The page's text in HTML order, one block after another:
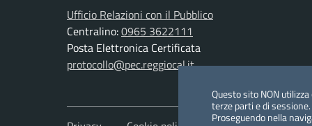
Ufficio Relazioni con il Pubblico
Centralino:0965 3622111
Posta Elettronica Certificata
protocollo@pec.reggiocal.it
Questo sito NON
terze parti e di sessione.
Proseguendo nella